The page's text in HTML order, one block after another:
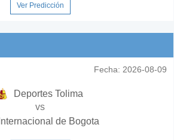
Ver Predicción
Fecha: 2026-08-09
Deportes Tolima
vs
Internacional de Bogota